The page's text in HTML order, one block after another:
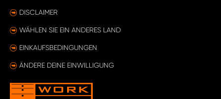
DISCLAIMER
WÄHLEN SIE EIN ANDERES LAND
EINKAUFSBEDINGUNGEN
ÄNDERE DEINE EINWILLIGUNG